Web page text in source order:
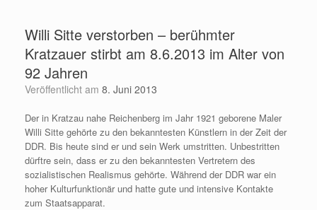
springenWilli Sitte verstorben – berühmter
Kratzauer stirbt am 8.6.2013 im Alter von
92 Jahren
Veröffentlicht am 8. Juni 2013
Der in Kratzau nahe Reichenberg im Jahr 1921 geborene Maler
Willi Sitte gehörte zu den bekanntesten Künstlern in der Zeit der
DDR. Bis heute sind er und sein Werk umstritten. Unbestritten
dürftre sein, dass er zu den bekanntesten Vertretern des
sozialistischen Realismus gehörte. Während der DDR war ein
hoher Kulturfunktionär und hatte gute und intensive Kontakte
zum Staatsapparat.